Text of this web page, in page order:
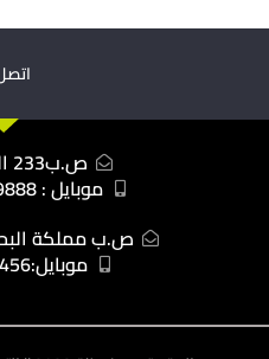
ص.ب233 النجف الأشرف
موبايل : 009647722109888
ص.ب مملكة
موبايل:0097339664456